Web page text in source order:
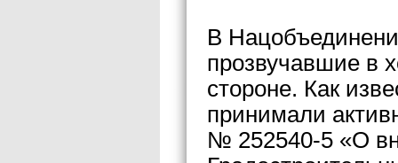
В
прозвучавшие в
стороне. Как
принимали
№ 252540-5 «О